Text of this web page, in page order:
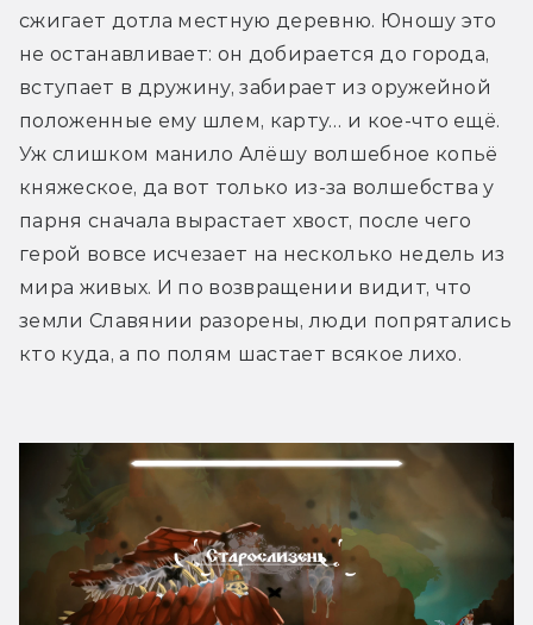
сжигает дотла местную деревню. Юношу это
не останавливает: он добирается до города,
вступает в дружину, забирает из оружейной
положенные ему шлем, карту… и кое-что ещё.
Уж слишком манило Алёшу волшебное копьё
княжеское, да вот только из-за волшебства у
парня сначала вырастает хвост, после чего
герой вовсе исчезает на несколько недель из
мира живых. И по возвращении видит, что
земли Славянии разорены, люди попрятались
кто куда, а по полям шастает всякое лихо.